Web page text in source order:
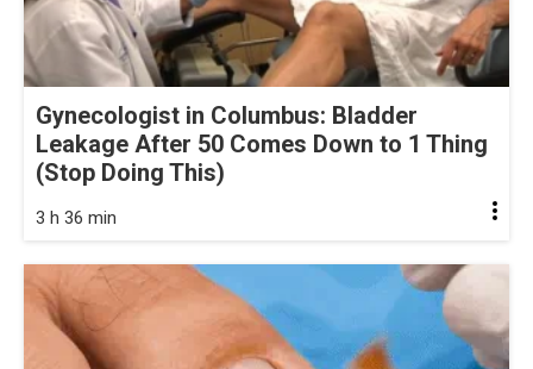
Gynecologist in Columbus: Bladder
Leakage After 50 Comes Down to 1 Thing
(Stop Doing This)
3 h 36 min